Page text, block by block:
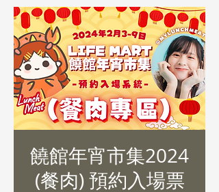
饒館年宵市集2024
(餐肉) 預約入場票